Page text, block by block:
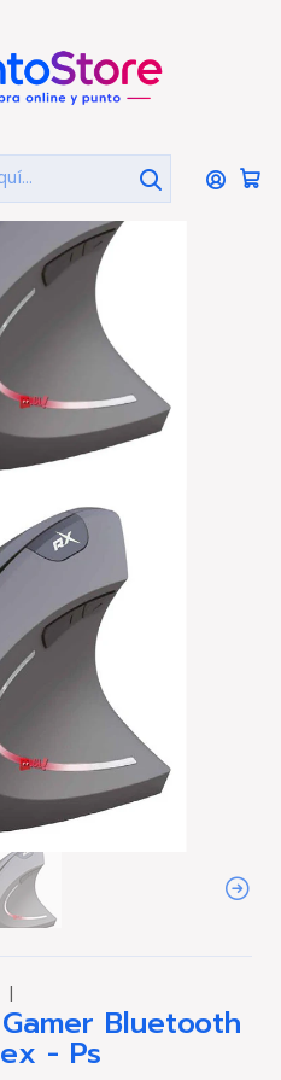
Mouse Gamer
Bluetooth Reptilex - Ps
|
Bluetooth
- Ps